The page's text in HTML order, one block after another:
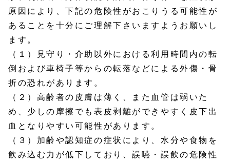
原因により、下記の危険性がおこりうる可能性が
あることを十分にご理解下さいますようお願いし
ます。
（１）見守り・介助以外における利用時間内の転
倒および車椅子等からの転落などによる外傷・骨
折の恐れがあります。
（２）高齢者の皮膚は薄く、また血管は弱いた
め、少しの摩擦でも表皮剥離ができやすく皮下出
血となりやすい可能性があります。
（３）加齢や認知症の症状により、水分や食物を
飲み込む力が低下しており、誤嚥・誤飲の危険性